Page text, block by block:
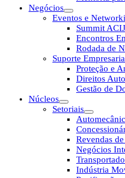
Negócios
Eventos e
Summit
Encontros
Rodada de
Suporte
Proteção e
Direitos
Gestão de
Núcleos
Setoriais
Revendas
Negócios
Indústria